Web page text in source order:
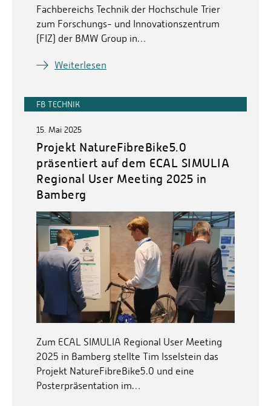
Fachbereichs Technik der Hochschule Trier
zum Forschungs- und Innovationszentrum
(FIZ) der BMW Group in…
Weiterlesen
FB TECHNIK
15. Mai 2025
Projekt NatureFibreBike5.0
präsentiert auf dem ECAL SIMULIA
Regional User Meeting 2025 in
Bamberg
Zum ECAL SIMULIA Regional User Meeting
2025 in Bamberg stellte Tim Isselstein das
Projekt NatureFibreBike5.0 und eine
Posterpräsentation im…